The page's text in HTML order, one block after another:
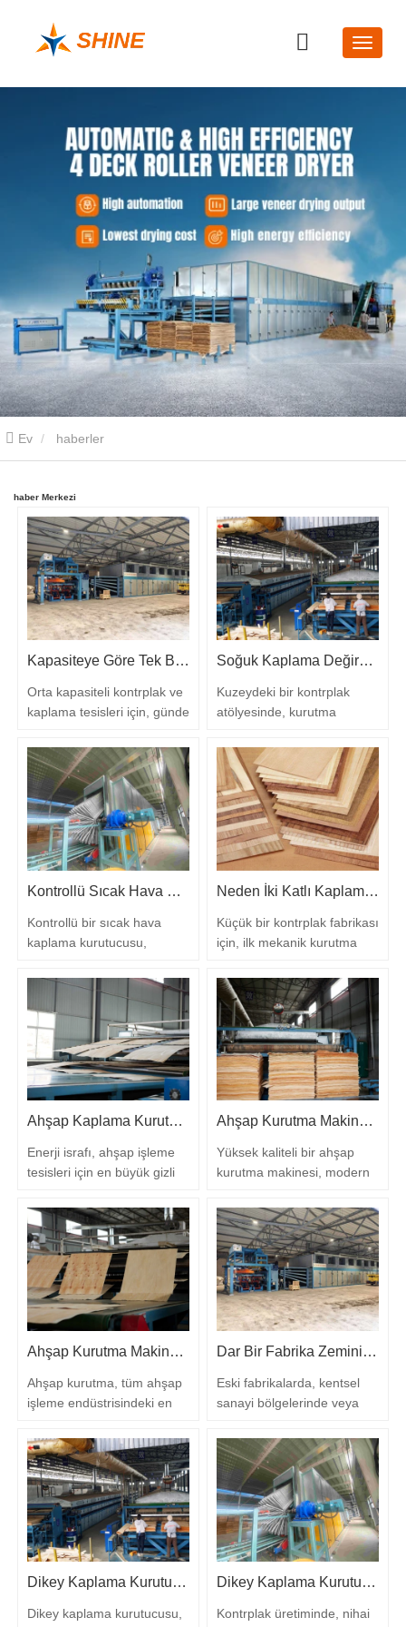
Ev haberler
haber Merkezi
Kapasiteye Göre Tek Başına Kaplama Kurutucularını Boyutlandırmayın
Orta kapasiteli kontrplak ve
kaplama tesisleri için, günde
hedeflemek ilk bakışta basit
görünebilir. Ancak pratikte,
doğru karar gerçekten
dikkatli değerlendirme
gerektiren iki birbirine bağlı
faktöre dayanır: tesis
alanınız ve elektrik yükünüz.
İstediğiniz günlük üretime
Soğuk Kaplama Değirmenleri Daha Fazla Isıdan Önce Egzoza İhtiyaç Duyar
Kuzeydeki bir kontrplak
atölyesinde, kurutma
zaman düşük sıcaklık
değildir. Çatı kirişlerinden
damlayan su, çıkış
yakınında biriken buhar
veya kurumuş levhaların
sınıflandırma öncesinde
tekrar nemlenmesi olabilir.
Soğuk iklimde kaplama
bir brülör…
Kontrollü Sıcak Hava Kurutma ile Kaplama Teslimatını Dengede Tutun
Kontrollü bir sıcak hava
kaplama kurutucusu,
kaplama kurutmayı günlük
öngörülebilir ve
tekrarlanabilir bir sürece
dönüştürebilir. Nem
kontrolü, hat hızı ve enerji
kullanımını gerçek kaplama
çıktısıyla eşleştirerek,
preslemeye kadar…
Neden İki Katlı Kaplama Kurutucuları İlk Yükseltme Riskini Azaltır
Küçük bir kontrplak fabrikası
için, ilk mekanik kurutma
büyük kaplama
kurutucusunu satın almak
kadar basit bir soru değildir.
Genellikle daha güvenli
karar, kurutma kapasitesini,
operatör deneyimini, ısı
kaynağını ve bakım iş
yükünü eşleştirmektir. İyi
Ahşap Kaplama Kurutucunuzda Enerji İsrafını Azaltın – Ahşap Kurutucu İpuçları
Enerji israfı, ahşap işleme
tesisleri için en büyük gizli
ve ahşap kaplama
kurutucusugenellikle
fabrikanın en yüksek enerji
tüketen ekipmanıdır. Birçok
üretici, yükselen fatura
faturalarıyla mücadele eder,
çünkü onların ahşap
kurutucuarızalıdır, ancak
Ahşap Kurutma Makinesi: Ahşap İşleme İçin Verimli Çözüm
Yüksek kaliteli bir ahşap
kurutma makinesi, modern
temel bir ekipmandır. Ham
ahşap malzemelerdeki
yüksek nem içeriği, ahşap
deformasyonu, çatlama ve
küflenme gibi yaygın
sorunları çözerek ahşabın
stabilitesini, dayanıklılığını
ve ticari değerini büyük
Ahşap Kurutma Makinesi – Modern Kontrplak Üretimi için Kaplama Kurutucu ve Ahşap Kurutucu Çözümlerine Eksiksiz Kılavuz
Ahşap kurutma, tüm ahşap
işleme endüstrisindeki en
işlemlerden biri olarak öne
çıkmaktadır. Kontrplak,
mobilya, döşeme veya
dekoratif yüzeyler üretiyor
olun, nihai ürününüzün
kalitesi doğrudan kurutma
sırasında nem içeriğini ne
kadar iyi kontrol ettiğinize
Dar Bir Fabrika Zemininde Alanı Maksimize Etmek İçin Kaplama Kurutucu Yerleşim Tasarımı
Eski fabrikalarda, kentsel
sanayi bölgelerinde veya
tesislerde faaliyet gösteren
kontrplak üreticileri için,
zemin alanı genellikle
üretim kapasitesi üzerindeki
en büyük kısıtlamadır.
Kaplama kurutucusu—
genellikle değirmendeki en
uzun ve en hacimli
Dikey Kaplama Kurutucusu Kullanırken Yapılan 5 Yaygın Hata ve Bunları Nasıl Düzeltebilirsiniz
Dikey kaplama kurutucusu,
Dikey Kaplama Kurutucu vs. Buharla Isıtılan Kurutucu – Hangisi Daha İyi Sıcaklık Homojenliği Sunar?
Kontrplak üretiminde, nihai